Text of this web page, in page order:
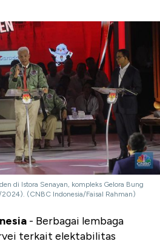
di Istora Senayan, kompleks Gelora Bung
(CNBC Indonesia/Faisal Rahman)
- Berbagai lembaga
terkait elektabilitas